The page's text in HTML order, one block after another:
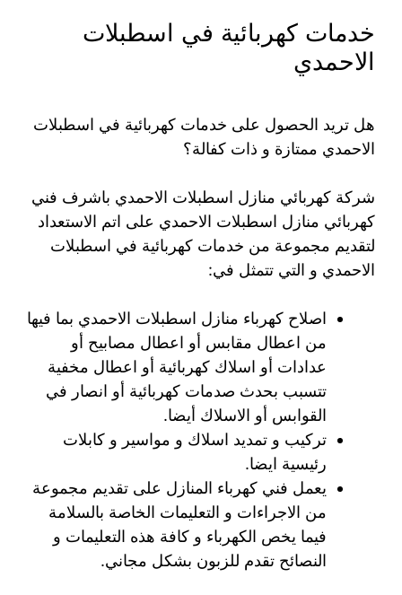
خدمات كهربائية في اسطبلات
الاحمدي
هل تريد الحصول على خدمات كهربائية في اسطبلات
الاحمدي ممتازة و ذات كفالة؟
شركة كهربائي منازل اسطبلات الاحمدي باشرف فني
كهربائي منازل اسطبلات الاحمدي على اتم الاستعداد
لتقديم مجموعة من خدمات كهربائية في اسطبلات
الاحمدي و التي تتمثل في:
اصلاح كهرباء منازل اسطبلات الاحمدي بما فيها
من اعطال مقابس أو اعطال مصابيح أو
عدادات أو اسلاك كهربائية أو اعطال مخفية
تتسبب بحدث صدمات كهربائية أو انصار في
القوابس أو الاسلاك أيضا.
تركيب و تمديد اسلاك و مواسير و كابلات
رئيسية ايضا.
يعمل فني كهرباء المنازل على تقديم مجموعة
من الاجراءات و التعليمات الخاصة بالسلامة
فيما يخص الكهرباء و كافة هذه التعليمات و
النصائح تقدم للزبون بشكل مجاني.